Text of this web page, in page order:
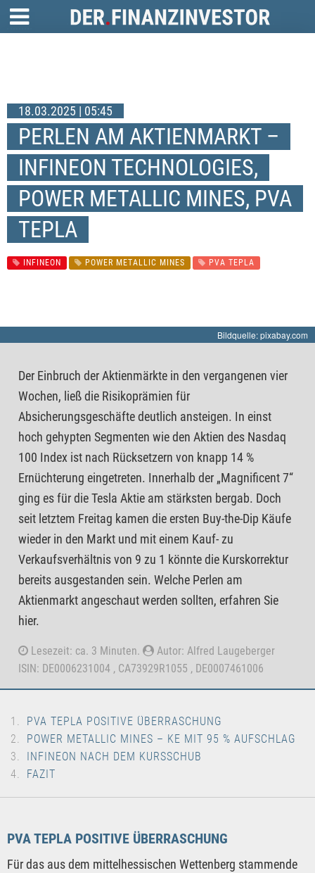
18.03.2025 | 05:45
PERLEN AM AKTIENMARKT –
INFINEON TECHNOLOGIES,
POWER METALLIC MINES, PVA
TEPLA
INFINEON POWER METALLIC MINES PVA TEPLA
Bildquelle: pixabay.com
Der Einbruch der Aktienmärkte in den vergangenen vier
Wochen, ließ die Risikoprämien für
Absicherungsgeschäfte deutlich ansteigen. In einst
hoch gehypten Segmenten wie den Aktien des Nasdaq
100 Index ist nach Rücksetzern von knapp 14 %
Ernüchterung eingetreten. Innerhalb der „Magnificent 7“
ging es für die Tesla Aktie am stärksten bergab. Doch
seit letztem Freitag kamen die ersten Buy-the-Dip Käufe
wieder in den Markt und mit einem Kauf- zu
Verkaufsverhältnis von 9 zu 1 könnte die Kurskorrektur
bereits ausgestanden sein. Welche Perlen am
Aktienmarkt angeschaut werden sollten, erfahren Sie
hier.
Lesezeit: ca. 3 Minuten.
Autor: Alfred Laugeberger
ISIN: DE0006231004 , CA73929R1055 , DE0007461006
PVA TEPLA POSITIVE ÜBERRASCHUNG
POWER METALLIC MINES – KE MIT 95 % AUFSCHLAG
INFINEON NACH DEM KURSSCHUB
FAZIT
PVA TEPLA POSITIVE ÜBERRASCHUNG
Für das aus dem mittelhessischen Wettenberg stammende